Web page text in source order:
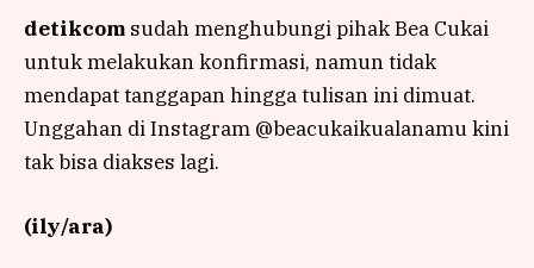
detikcom sudah menghubungi pihak Bea Cukai
untuk melakukan konfirmasi, namun tidak
mendapat tanggapan hingga tulisan ini dimuat.
Unggahan di Instagram @beacukaikualanamu kini
tak bisa diakses lagi.
(ily/ara)